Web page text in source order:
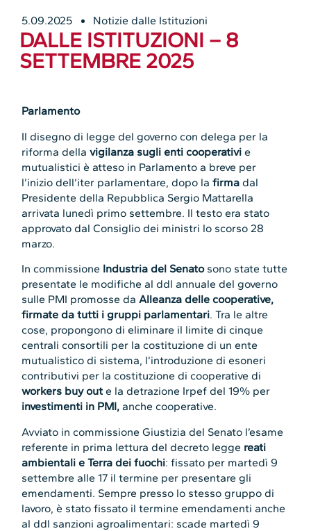
5.09.2025 Notizie dalle Istituzioni
DALLE ISTITUZIONI – 8
SETTEMBRE 2025
Parlamento
Il disegno di legge del governo con delega per la
riforma dellavigilanza sugli enti cooperativie
mutualistici è atteso in Parlamento a breve per
l’inizio dell’iter parlamentare, dopo lafirma dal
Presidente della Repubblica Sergio Mattarella
arrivata lunedì primo settembre. Il testo era stato
approvato dal Consiglio dei ministri lo scorso 28
marzo.
In commissione Industria del Senatosono state tutte
presentate le modifiche al ddl annuale del governo
sulle PMI promosse daAlleanza delle cooperative,
firmate da tutti i gruppi parlamentari. Tra le altre
cose, propongono di eliminare il limite di cinque
centrali consortili per la costituzione di un ente
mutualistico di sistema, l’introduzione di esoneri
contributivi per la costituzione di cooperative di
workers buy out e la detrazione Irpef del 19% per
investimenti in PMI, anche cooperative.
Avviato in commissione Giustizia del Senato l’esame
referente in prima lettura del decreto legge reati
ambientali e Terra dei fuochi: fissato per martedì 9
settembre alle 17 il termine per presentare gli
emendamenti. Sempre presso lo stesso gruppo di
lavoro, è stato fissato il termine emendamenti anche
al ddl sanzioni agroalimentari: scade martedì 9